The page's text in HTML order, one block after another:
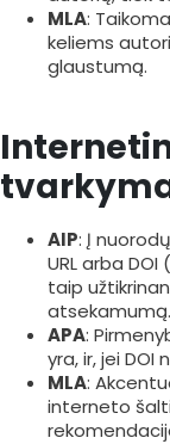
MLA:
keliems
glaustumą.
AIP: Į
URL arba
taip
atsekamumą.
APA:
yra, ir, jei DOI
MLA:
interneto